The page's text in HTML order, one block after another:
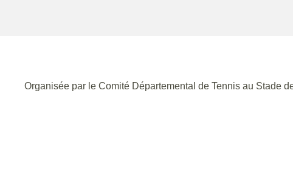
Organisée par le Comité Départemental de Tennis au Stade